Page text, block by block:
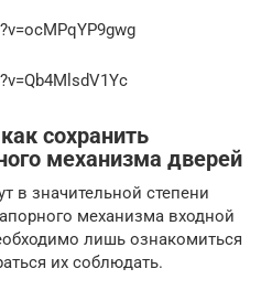
сохранить
механизма дверей
в значительной степени
механизма входной
лишь ознакомиться
их соблюдать.